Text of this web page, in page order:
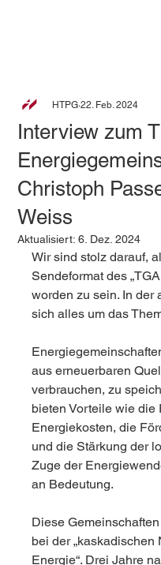
Interview zum
Christoph
Weiss
HTPG 22. Feb. 2024
Aktualisiert:6. Dez. 2024
Wir sind stolz darauf,
Sendeformat des
worden zu sein. In der
sich alles um das
aus erneuerbaren
verbrauchen, zu
bieten Vorteile wie die
Energiekosten, die
und die Stärkung der
Zuge der
an Bedeutung.
Diese
bei der
Energie“. Drei Jahre